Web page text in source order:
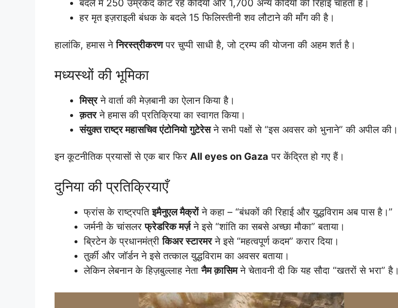
बदले में 250 उम्रकैद काट रहे कैदियों और 1,700 अन्य कैदियों की रिहाई चाहता है।
हर मृत इज़राइली बंधक के बदले 15 फिलिस्तीनी शव लौटाने की माँग की है।
हालांकि, हमास नेनिरस्त्रीकरणपर चुप्पी साधी है, जो ट्रम्प की योजना की अहम शर्त है।
मध्यस्थों की भूमिका
मिस्रने वार्ता की मेज़बानी का ऐलान किया है।
क़तरने हमास की प्रतिक्रिया का स्वागत किया।
संयुक्त राष्ट्र महासचिव एंटोनियो गुटेरेसने सभी पक्षों से “इस अवसर को भुनाने” की अपील की।
इन कूटनीतिक प्रयासों से एक बार फिर All eyes on Gaza पर केंद्रित हो गए हैं।
दुनिया की प्रतिक्रियाएँ
फ्रांस के राष्ट्रपतिइमैनुएल मैक्रोंने कहा – “बंधकों की रिहाई और युद्धविराम अब पास है।”
जर्मनी के चांसलरफ्रेडरिक मर्ज़ने इसे “शांति का सबसे अच्छा मौका” बताया।
ब्रिटेन के प्रधानमंत्रीकिअर स्टारमरने इसे “महत्वपूर्ण कदम” करार दिया।
तुर्की और जॉर्डन ने इसे तत्काल युद्धविराम का अवसर बताया।
लेकिन लेबनान के हिज़बुल्लाह नेतानैम क़ासिमने चेतावनी दी कि यह सौदा “खतरों से भरा” है।